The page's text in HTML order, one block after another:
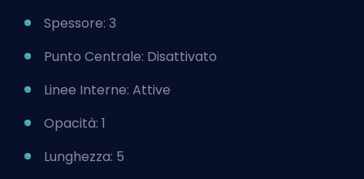
Spessore: 3
Punto Centrale: Disattivato
Linee Interne: Attive
Opacità: 1
Lunghezza: 5